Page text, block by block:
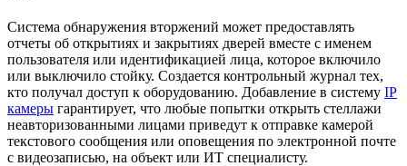
Система обнаружения вторжений может предоставлять
отчеты об открытиях и закрытиях дверей вместе с именем
пользователя или идентификацией лица, которое включило
или выключило стойку. Создается контрольный журнал тех,
кто получал доступ к оборудованию. Добавление в систему IP
камеры гарантирует, что любые попытки открыть стеллажи
неавторизованными лицами приведут к отправке камерой
текстового сообщения или оповещения по электронной почте
с видеозаписью, на объект или ИТ специалисту.